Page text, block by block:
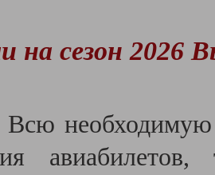
на сезон 2026
Всю
авиабилетов,